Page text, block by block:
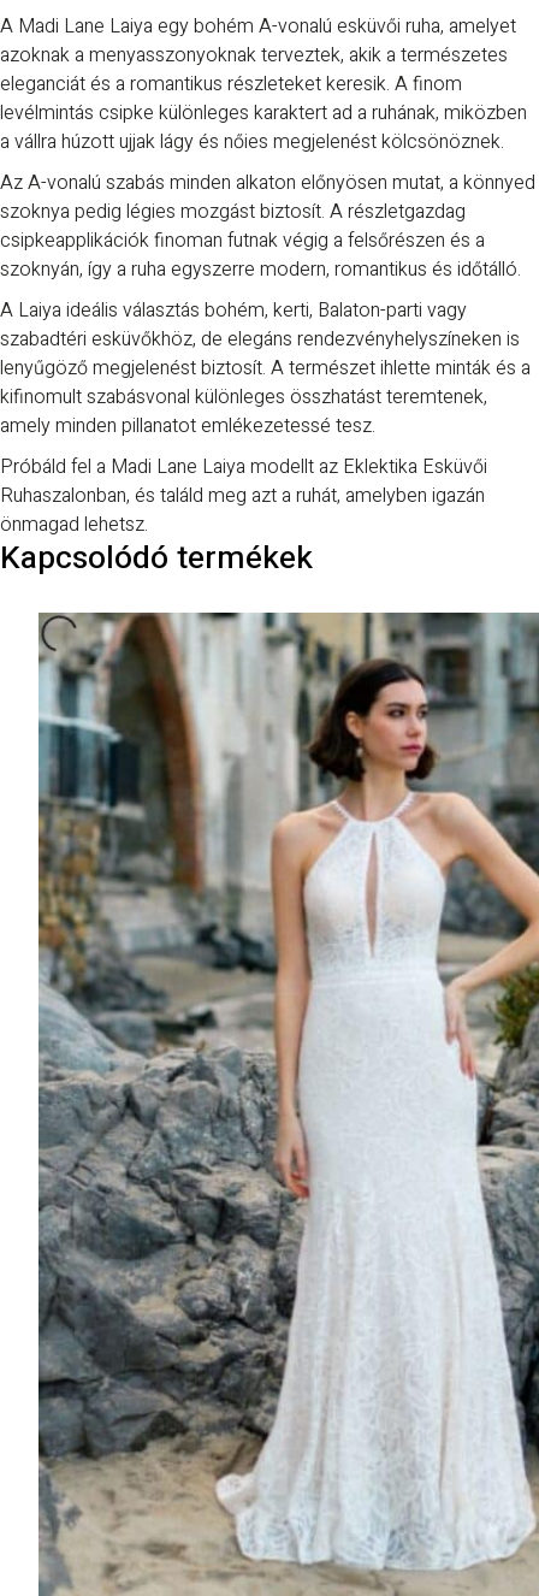
A Madi Lane Laiya egy bohém A-vonalú esküvői ruha, amelyet
azoknak a menyasszonyoknak terveztek, akik a természetes
eleganciát és a romantikus részleteket keresik. A finom
levélmintás csipke különleges karaktert ad a ruhának, miközben
a vállra húzott ujjak lágy és nőies megjelenést kölcsönöznek.
Az A-vonalú szabás minden alkaton előnyösen mutat, a könnyed
szoknya pedig légies mozgást biztosít. A részletgazdag
csipkeapplikációk finoman futnak végig a felsőrészen és a
szoknyán, így a ruha egyszerre modern, romantikus és időtálló.
A Laiya ideális választás bohém, kerti, Balaton-parti vagy
szabadtéri esküvőkhöz, de elegáns rendezvényhelyszíneken is
lenyűgöző megjelenést biztosít. A természet ihlette minták és a
kifinomult szabásvonal különleges összhatást teremtenek,
amely minden pillanatot emlékezetessé tesz.
Próbáld fel a Madi Lane Laiya modellt az Eklektika Esküvői
Ruhaszalonban, és találd meg azt a ruhát, amelyben igazán
önmagad lehetsz.
Kapcsolódó termékek